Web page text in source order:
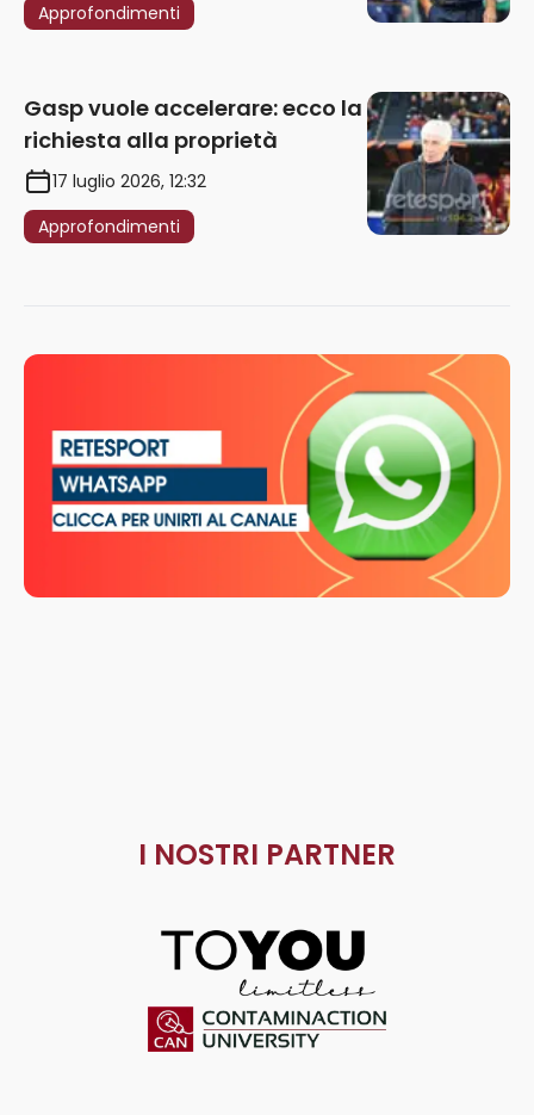
Approfondimenti
Gasp vuole accelerare: ecco la
richiesta alla proprietà
17 luglio 2026, 12:32
Approfondimenti
I NOSTRI PARTNER
ToYou